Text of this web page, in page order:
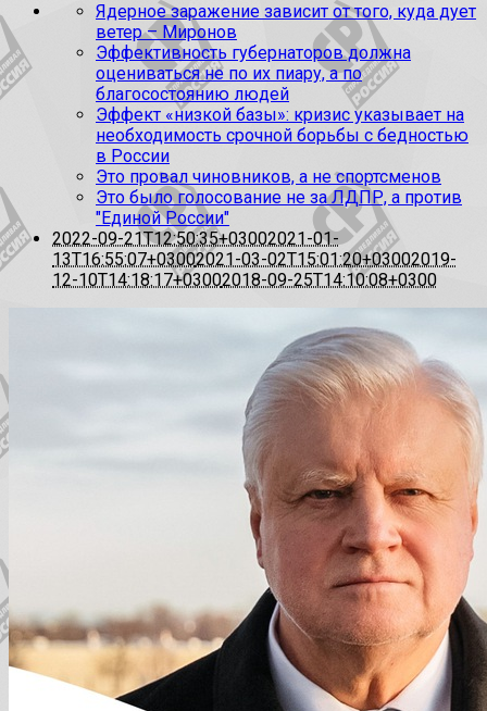
Ядерное заражение зависит от того, куда дует
ветер – Миронов
Эффективность губернаторов должна
оцениваться не по их пиару, а по
благосостоянию людей
Эффект «низкой базы»: кризис указывает на
необходимость срочной борьбы с бедностью
в России
Это провал чиновников, а не спортсменов
Это было голосование не за ЛДПР, а против
"Единой России"
2022-09-21T12:50:35+03002021-01-
13T16:55:07+03002021-03-02T15:01:20+03002019-
12-10T14:18:17+03002018-09-25T14:10:08+0300